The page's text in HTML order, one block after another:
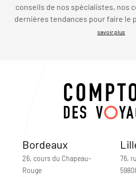
conseils de nos spécialistes, nos
dernières tendances pour faire le
savoir plus
Bordeaux
26, cours du Chapeau-
Rouge
76,